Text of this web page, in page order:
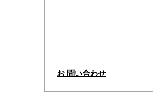
お 問い合わせ